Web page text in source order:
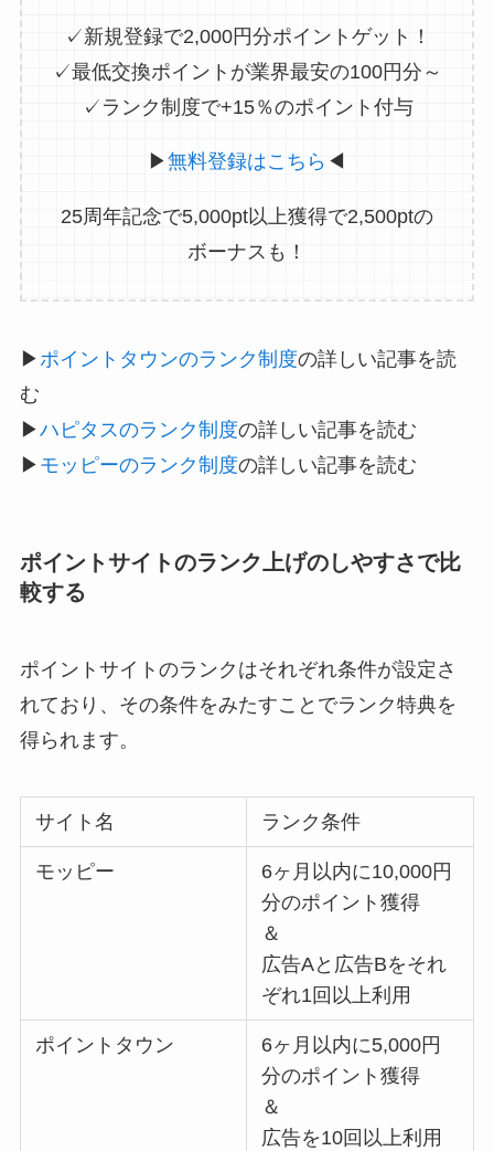
✓新規登録で2,000円分ポイントゲット！
✓最低交換ポイントが業界最安の100円分～
✓ランク制度で+15％のポイント付与
▶無料登録はこちら ◀
25周年記念で5,000pt以上獲得で2,500ptの
ボーナスも！
▶ポイントタウンのランク制度の詳しい記事を読
む
▶ハピタスのランク制度の詳しい記事を読む
▶ モッピーのランク制度の詳しい記事を読む
ポイントサイトのランク上げのしやすさで比
較する
ポイントサイトのランクはそれぞれ条件が設定さ
れており、その条件をみたすことでランク特典を
得られます。
サイト名 ランク条件
モッピー
6ヶ月以内に10,000円
分のポイント獲得
＆
広告Aと広告Bをそれ
ぞれ1回以上利用
ポイントタウン
6ヶ月以内に5,000円
分のポイント獲得
＆
広告を10回以上利用